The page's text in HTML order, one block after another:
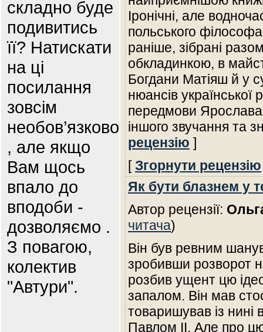
складно буде
подивитись
її? Натискати
на ці
посилання
зовсім
необов’язково
, але якщо
Вам щось
впало до
вподоби -
дозволяємо .
З повагою,
колектив
"Автури".
Іронічні, але
польського
раніше, зібрані
обкладинкою, в
Богдани Матіяш й у
нюансів української
передмови
іншого звучання та
рецензію ]
[Згорнути рецензію
Як бути блазнем у
Автор рецензії:
читача)
Він був ревним
зробивши розворот
розбив ущент цю
запалом. Він мав
товаришував із
Павлом ІІ. Але про